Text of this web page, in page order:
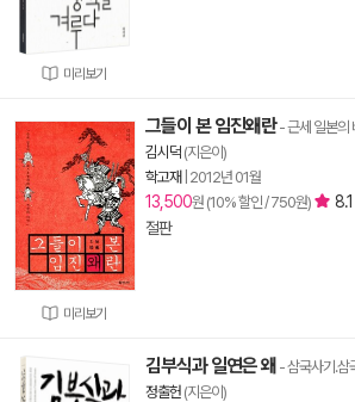
미리보기
미리보기
그들이 본 임진왜란- 근세 일본의
김시덕 (지은이)
학고재 2012년 01월
13,500원 (10% 할인 / 750원)
8.1
절판
김부식과 일연은 왜 - 삼국사기.삼
정출헌 (지은이)